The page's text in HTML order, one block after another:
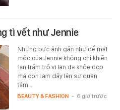
tì vết như Jennie
Những bức ảnh gần như để mặt
mộc của Jennie không chỉ khiến
fan trầm trồ vì làn da khỏe đẹp
mà còn làm dấy lên sự quan
tâm…
BEAUTY & FASHION - 6 giờ trước